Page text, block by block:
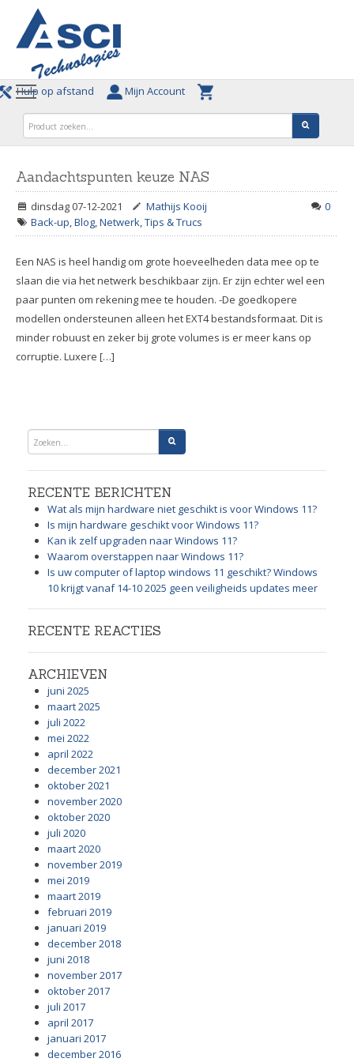
Hulp op afstand Mijn Account
Aandachtspunten keuze NAS
0
dinsdag 07-12-2021
Mathijs Kooij
Back-up,Blog,Netwerk,Tips & Trucs
Een NAS is heel handig om grote hoeveelheden data mee op te
slaan die via het netwerk beschikbaar zijn. Er zijn echter wel een
paar punten om rekening mee te houden. -De goedkopere
modellen ondersteunen alleen het EXT4 bestandsformaat. Dit is
minder robuust en zeker bij grote volumes is er meer kans op
corruptie. Luxere […]
RECENTE BERICHTEN
Wat als mijn hardware niet geschikt is voor Windows 11?
Is mijn hardware geschikt voor Windows 11?
Kan ik zelf upgraden naar Windows 11?
Waarom overstappen naar Windows 11?
Is uw computer of laptop windows 11 geschikt? Windows
10 krijgt vanaf 14-10 2025 geen veiligheids updates meer
RECENTE REACTIES
ARCHIEVEN
juni 2025
maart 2025
juli 2022
mei 2022
april 2022
december 2021
oktober 2021
november 2020
oktober 2020
juli 2020
maart 2020
november 2019
mei 2019
maart 2019
februari 2019
januari 2019
december 2018
juni 2018
november 2017
oktober 2017
juli 2017
april 2017
januari 2017
december 2016